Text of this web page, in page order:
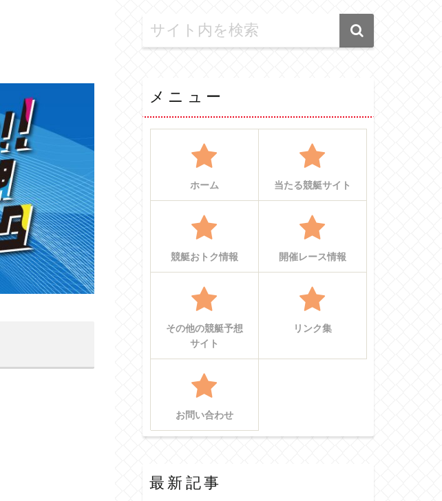
メニュー
ホーム 当たる競艇サイト
競艇おトク情報 開催レース情報
その他の競艇予想
サイト
リンク集
お問い合わせ
最新記事